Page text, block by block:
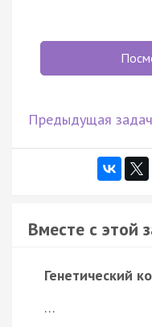
Предыдущая
Вместе с этой
Генетический
…